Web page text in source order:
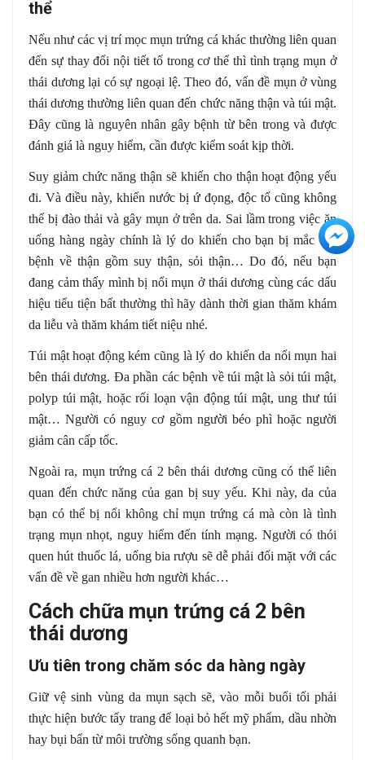
thể
Nếu như các vị trí mọc mụn trứng cá khác thường liên quan
đến sự thay đổi nội tiết tố trong cơ thể thì tình trạng mụn ở
thái dương lại có sự ngoại lệ. Theo đó, vấn đề mụn ở vùng
thái dương thường liên quan đến chức năng thận và túi mật.
Đây cũng là nguyên nhân gây bệnh từ bên trong và được
đánh giá là nguy hiểm, cần được kiểm soát kịp thời.
Suy giảm chức năng thận sẽ khiến cho thận hoạt động yếu
đi. Và điều này, khiến nước bị ứ đọng, độc tố cũng không
thể bị đào thải và gây mụn ở trên da. Sai lầm trong việc ăn
uống hàng ngày chính là lý do khiến cho bạn bị mắc các
bệnh về thận gồm suy thận, sỏi thận… Do đó, nếu bạn
đang cảm thấy mình bị nổi mụn ở thái dương cùng các dấu
hiệu tiểu tiện bất thường thì hãy dành thời gian thăm khám
da liễu và thăm khám tiết niệu nhé.
Túi mật hoạt động kém cũng là lý do khiến da nổi mụn hai
bên thái dương. Đa phần các bệnh về túi mật là sỏi túi mật,
polyp túi mật, hoặc rối loạn vận động túi mật, ung thư túi
mật… Người có nguy cơ gồm người béo phì hoặc người
giảm cân cấp tốc.
Ngoài ra, mụn trứng cá 2 bên thái dương cũng có thể liên
quan đến chức năng của gan bị suy yếu. Khi này, da của
bạn có thể bị nổi không chỉ mụn trứng cá mà còn là tình
trạng mụn nhọt, nguy hiểm đến tính mạng. Người có thói
quen hút thuốc lá, uống bia rượu sẽ dễ phải đối mặt với các
vấn đề về gan nhiều hơn người khác…
Cách chữa mụn trứng cá 2 bên
thái dương
Ưu tiên trong chăm sóc da hàng ngày
Giữ vệ sinh vùng da mụn sạch sẽ, vào mỗi buổi tối phải
thực hiện bước tẩy trang để loại bỏ hết mỹ phẩm, dầu nhờn
hay bụi bẩn từ môi trường sống quanh bạn.
+3